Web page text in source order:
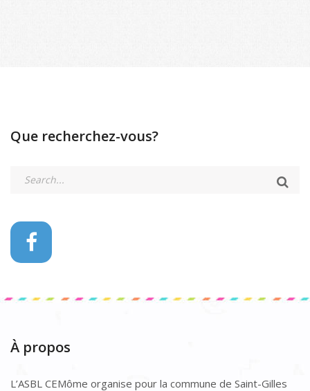
Que recherchez-vous?
À propos
L’ASBL CEMôme organise pour la commune de Saint-Gilles